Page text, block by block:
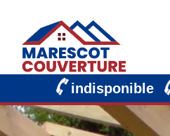
indisponible